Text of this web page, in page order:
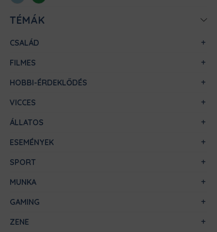
TÉMÁK
CSALÁD
FILMES
HOBBI-ÉRDEKLŐDÉS
VICCES
ÁLLATOS
ESEMÉNYEK
SPORT
MUNKA
GAMING
ZENE